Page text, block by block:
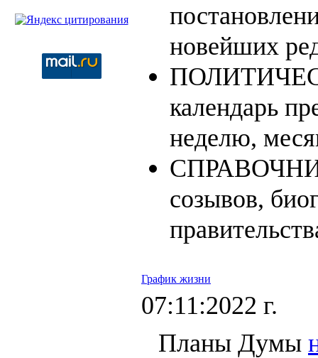
новейших
календарь
неделю,
созывов,
График жизни
07:11:2022 г.
Планы Думы